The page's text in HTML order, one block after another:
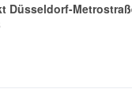
Düsseldorf-